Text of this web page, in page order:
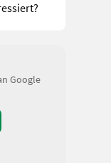
Google